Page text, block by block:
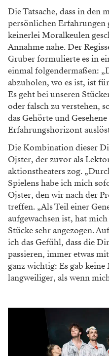
Die Tatsache, dass in den
persönlichen Erfahrungen
keinerlei Moralkeulen
Annahme nahe. Der
Gruber formulierte es in
einmal folgendermaßen:
abzuholen, wo es ist, ist
Es geht bei unseren
oder falsch zu verstehen,
das Gehörte und
Erfahrungshorizont
Die Kombination dieser
Ojster, der zuvor als
aktionstheaters zog.
Spielens habe ich mich
Ojster, den wir nach der
treffen. „Als Teil einer
aufgewachsen ist, hat
Stücke sehr angezogen.
ich das Gefühl, dass die
passieren, immer etwas
ganz wichtig: Es gab
langweiliger, als wenn